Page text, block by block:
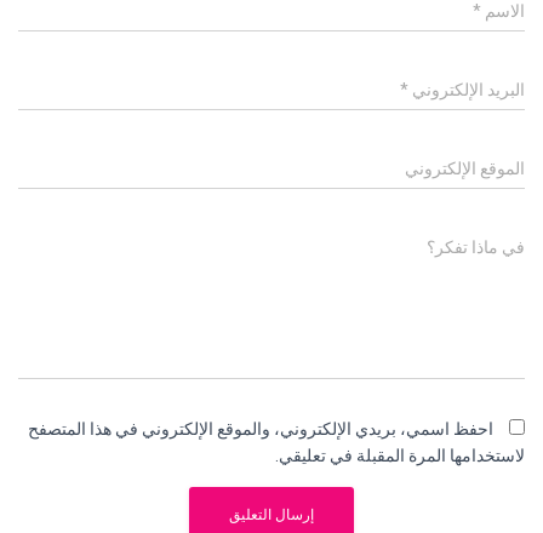
الاسم *
البريد الإلكتروني *
الموقع الإلكتروني
في ماذا تفكر؟
احفظ اسمي، بريدي الإلكتروني، والموقع الإلكتروني في هذا المتصفح
لاستخدامها المرة المقبلة في تعليقي.